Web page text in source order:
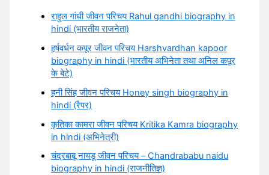
राहुल गांधी जीवन परिचय Rahul gandhi biography in
hindi (भारतीय राजनेता)
हर्षवर्धन कपूर जीवन परिचय Harshvardhan kapoor
biography in hindi (भारतीय अभिनेता तथा अनिल कपूर
के बेटे)
हनी सिंह जीवन परिचय Honey singh biography in
hindi (रैपर)
कृतिका कामरा जीवन परिचय Kritika Kamra biography
in hindi (अभिनेत्री)
चंद्रबाबू नायडू जीवन परिचय – Chandrababu naidu
biography in hindi (राजनीतिज्ञ)